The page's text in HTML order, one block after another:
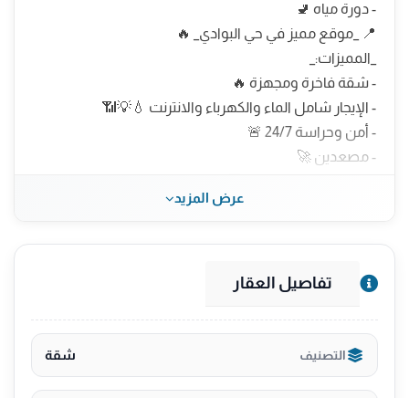
- دورة مياه 🚽
📍 _موقع مميز في حي البوادي_ 🔥
_المميزات:_
- شقة فاخرة ومجهزة 🔥
- الإيجار شامل الماء والكهرباء والانترنت 💧💡📶
- أمن وحراسة 24/7 🚨
- مصعدين 🚀
- قرب من المولات والأسواق 🛍️
- انترنت مجاني 📶
- قريب من المدارس والمستشفيات 🏥
- بيئة هادئة وآمنة 🌳
عرض المزيد
تفاصيل العقار
التصنيف شقة